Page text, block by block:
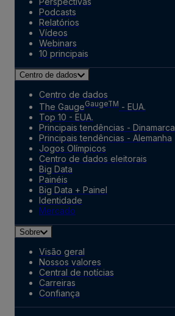
Podcasts
Relatórios
Vídeos
Webinars
10 principais
Centro de dados
Centro de dados
The GaugeGaugeTM - EUA.
Top 10 - EUA.
Principais tendências - Dinamarca
Principais tendências - Alemanha
Jogos Olímpicos
Centro de dados eleitorais
Big Data
Painéis
Big Data + Painel
Identidade
Mercado
Sobre
Visão geral
Nossos valores
Central de notícias
Carreiras
Confiança